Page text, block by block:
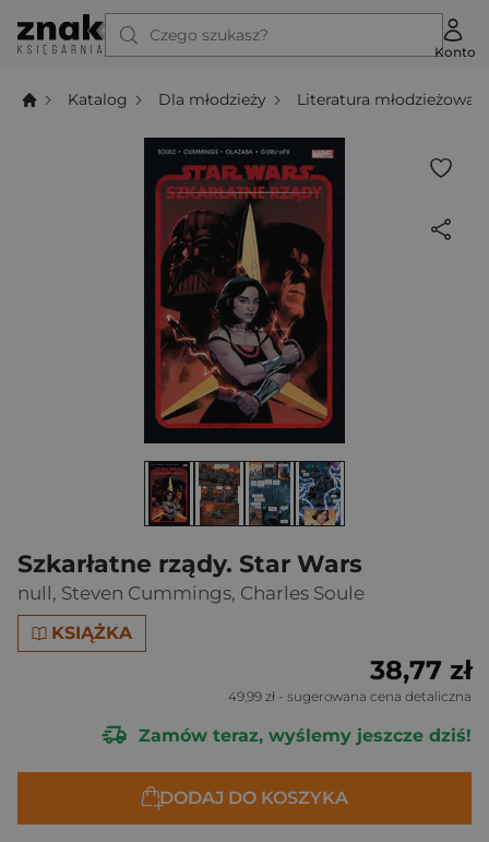
Czego szukasz?
Konto
Katalog Dla młodzieży Literatura młodzieżowa
Szkarłatne rządy. Star Wars
null, Steven Cummings, Charles Soule
KSIĄŻKA
38,77 zł
49,99 zł - sugerowana cena detaliczna
Zamów teraz, wyślemy jeszcze dziś!
DODAJ DO KOSZYKA